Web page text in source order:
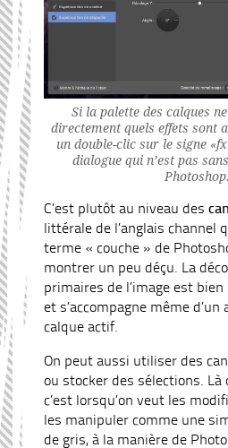
Si la palette des calques
directement quels effets sont
un double-clic sur le signe
dialogue qui n’est pas
C’est plutôt au niveau des
littérale de l’anglais channel
terme « couche » de
montrer un peu déçu. La
primaires de l’image est
et s’accompagne même d’un
calque actif.
On peut aussi utiliser des
ou stocker des sélections. Là
c’est lorsqu’on veut les
les manipuler comme une
de gris, à la manière de